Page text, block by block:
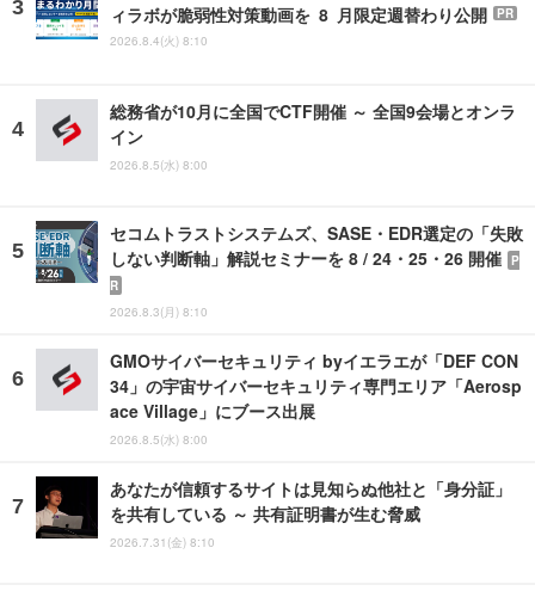
ィラボが脆弱性対策動画を 8 月限定週替わり公開
PR
2026.8.4(火) 8:10
総務省が10月に全国でCTF開催 ～ 全国9会場とオンラ
イン
2026.8.5(水) 8:00
セコムトラストシステムズ、SASE・EDR選定の「失敗
しない判断軸」解説セミナーを 8 / 24・25・26 開催 P
R
2026.8.3(月) 8:10
GMOサイバーセキュリティ byイエラエが「DEF CON
34」の宇宙サイバーセキュリティ専門エリア「Aerosp
ace Village」にブース出展
2026.8.5(水) 8:00
あなたが信頼するサイトは見知らぬ他社と「身分証」
を共有している ～ 共有証明書が生む脅威
2026.7.31(金) 8:10